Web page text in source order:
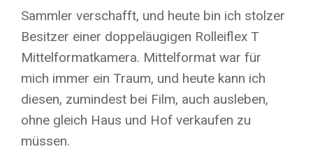
Sammler verschafft, und heute bin ich stolzer
Besitzer einer doppeläugigen Rolleiflex T
Mittelformatkamera. Mittelformat war für
mich immer ein Traum, und heute kann ich
diesen, zumindest bei Film, auch ausleben,
ohne gleich Haus und Hof verkaufen zu
müssen.